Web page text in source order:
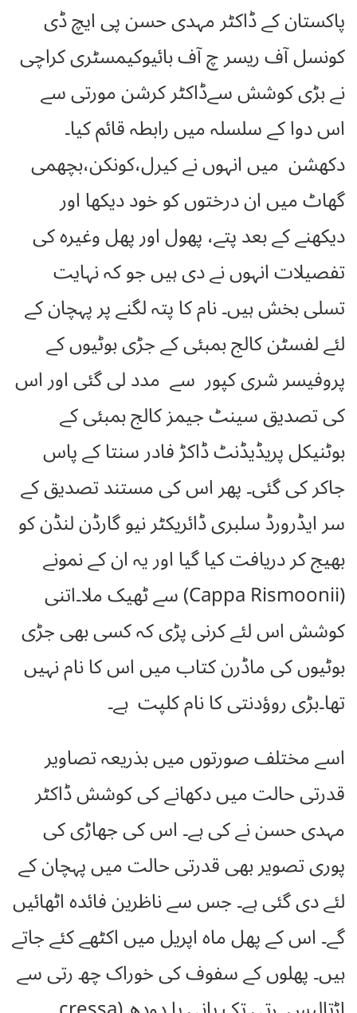
پاکستان کے ڈاکٹر مہدی حسن پی ایچ ڈی
کونسل آف ریسر چ آف بائیوکیمسٹری کراچی
نے بڑی کوشش سےڈاکٹر کرشن مورتی سے
اس دوا کے سلسلہ میں رابطہ قائم کیا۔
دکھشن میں انہوں نے کیرل،کونکن،بچھمی
گھاٹ میں ان درختوں کو خود دیکھا اور
دیکھنے کے بعد پتے، پھول اور پھل وغیرہ کی
تفصیلات انہوں نے دی ہیں جو کہ نہایت
تسلی بخش ہیں۔ نام کا پتہ لگنے پر پہچان کے
لئے لفسٹن کالج بمبئی کے جڑی بوٹیوں کے
پروفیسر شری کپور سے مدد لی گئی اور اس
کی تصدیق سینٹ جیمز کالج بمبئی کے
بوٹنیکل پریڈیڈنٹ ڈاکڑ فادر سنتا کے پاس
جاکر کی گئی۔ پھر اس کی مستند تصدیق کے
سر ایڈرورڈ سلبری ڈائریکٹر نیو گارڈن لنڈن کو
بھیج کر دریافت کیا گیا اور یہ ان کے نمونے
(Cappa Rismoonii) سے ٹھیک ملا۔اتنی
کوشش اس لئے کرنی پڑی کہ کسی بھی جڑی
بوٹیوں کی ماڈرن کتاب میں اس کا نام نہیں
تھا۔بڑی روؤدنتی کا نام کلپت ہے۔
اسے مختلف صورتوں میں بذریعہ تصاویر
قدرتی حالت میں دکھانے کی کوشش ڈاکٹر
مہدی حسن نے کی ہے۔ اس کی جھاڑی کی
پوری تصویر بھی قدرتی حالت میں پہچان کے
لئے دی گئی ہے۔ جس سے ناظرین فائدہ اٹھائیں
گے۔ اس کے پھل ماہ اپریل میں اکٹھے کئے جاتے
ہیں۔ پھلوں کے سفوف کی خوراک چھ رتی سے